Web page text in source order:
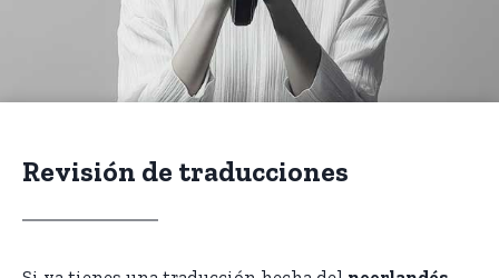
Revisión de traducciones